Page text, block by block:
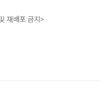
재배포 금지>